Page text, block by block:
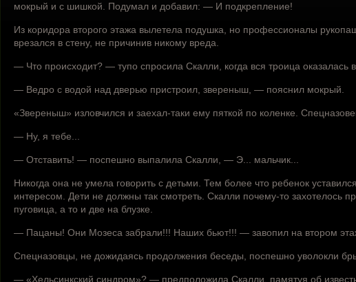
мокрый и с шишкой. Подумал и добавил: — И подкрепление!
Из коридора второго этажа вылетела подушка, но профессионалы
врезался в стену, не причинив никому вреда.
— Что происходит? — тупо спросила Скалли, когда вся троица оказалась
— Ведро с водой над дверью пристроил, звереныш, — пояснил мокрый.
«Звереныш» изловчился и заехал-таки ему пяткой по коленке.
— Ну, я тебе...
— Отставить! — поспешно выпалила Скалли, — Э... мальчик...
Никогда она не умела говорить с детьми. Тем более что ребенок
интересом. Дети не должны так смотреть. Скалли почему-то захотелось
пуговица, а то и две на блузке.
— Пацаны! Они Мозеса забрали!!! Наших бьют!!! — завопил на втором
Спецназовцы, не дожидаясь продолжения беседы, поспешно уволокли
— «Хельсинкский синдром»? — предположила Скалли, памятуя об